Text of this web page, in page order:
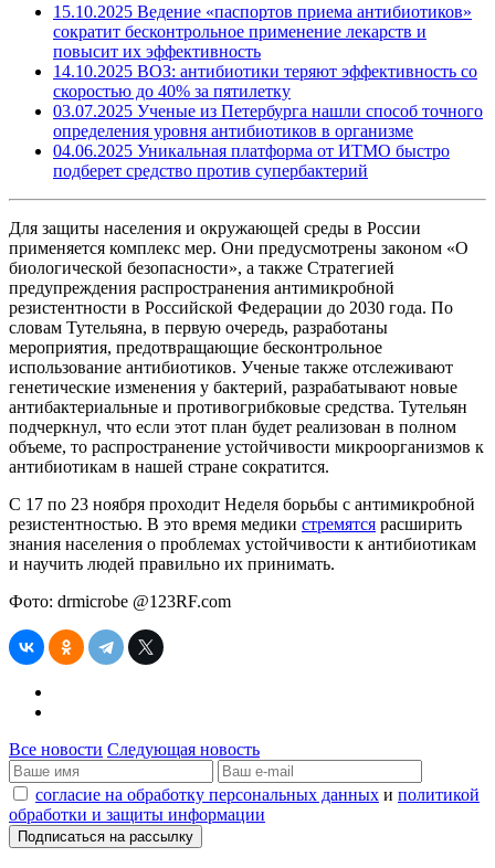
15.10.2025 Ведение «паспортов приема антибиотиков»
сократит бесконтрольное применение лекарств и
повысит их эффективность
14.10.2025 ВОЗ: антибиотики теряют эффективность со
скоростью до 40% за пятилетку
03.07.2025 Ученые из Петербурга нашли способ точного
определения уровня антибиотиков в организме
04.06.2025 Уникальная платформа от ИТМО быстро
подберет средство против супербактерий
Для защиты населения и окружающей среды в России
применяется комплекс мер. Они предусмотрены законом «О
биологической безопасности», а также Стратегией
предупреждения распространения антимикробной
резистентности в Российской Федерации до 2030 года. По
словам Тутельяна, в первую очередь, разработаны
мероприятия, предотвращающие бесконтрольное
использование антибиотиков. Ученые также отслеживают
генетические изменения у бактерий, разрабатывают новые
антибактериальные и противогрибковые средства. Тутельян
подчеркнул, что если этот план будет реализован в полном
объеме, то распространение устойчивости микроорганизмов к
антибиотикам в нашей стране сократится.
С 17 по 23 ноября проходит Неделя борьбы с антимикробной
резистентностью. В это время медики стремятся расширить
знания населения о проблемах устойчивости к антибиотикам
и научить людей правильно их принимать.
Фото: drmicrobe @123RF.com
Все новости Следующая новость
согласие на обработку персональных данных и политикой
обработки и защиты информации